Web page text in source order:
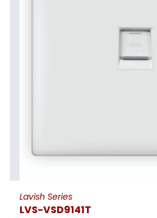
Lavish Series
LVS-VSD9141T